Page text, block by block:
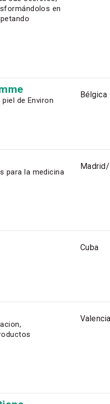
en
de Environ
Bélgica
para la medicina
Cuba